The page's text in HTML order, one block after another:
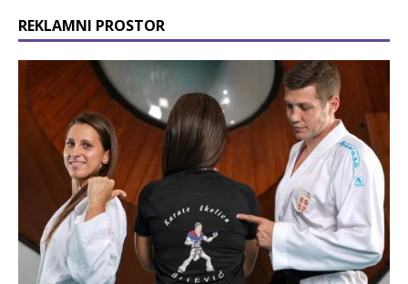
REKLAMNI PROSTOR